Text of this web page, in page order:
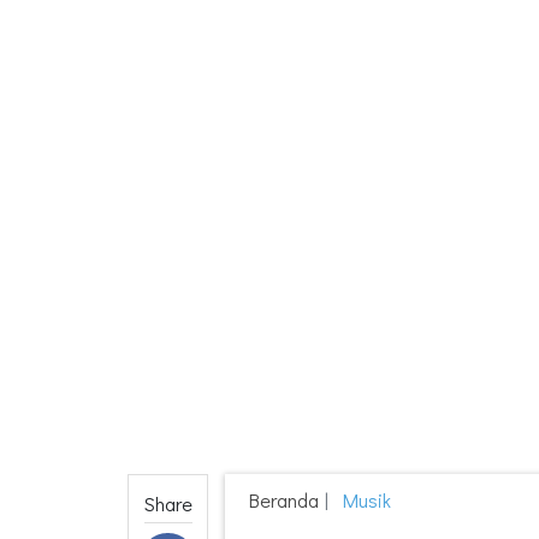
Share Beranda Musik